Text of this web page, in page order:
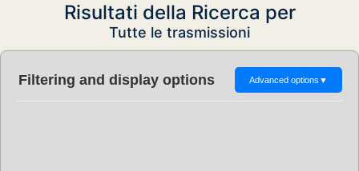
Risultati della Ricerca per
Tutte le trasmissioni
Filtering and display options Advanced options ▼